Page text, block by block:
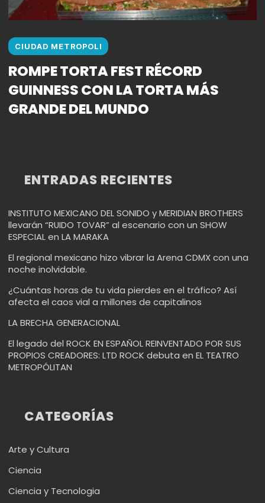
CIUDAD METROPOLI
ROMPE TORTA FEST RÉCORD
GUINNESS CON LA TORTA MÁS
GRANDE DEL MUNDO
ENTRADAS RECIENTES
INSTITUTO MEXICANO DEL SONIDO y MERIDIAN BROTHERS
llevarán “RUIDO TOVAR” al escenario con un SHOW
ESPECIAL en LA MARAKA
El regional mexicano hizo vibrar la Arena CDMX con una
noche inolvidable.
¿Cuántas horas de tu vida pierdes en el tráfico? Así
afecta el caos vial a millones de capitalinos
LA BRECHA GENERACIONAL
El legado del ROCK EN ESPAÑOL REINVENTADO POR SUS
PROPIOS CREADORES: LTD ROCK debuta en EL TEATRO
METROPÓLITAN
CATEGORÍAS
Arte y Cultura
Ciencia
Ciencia y Tecnologia